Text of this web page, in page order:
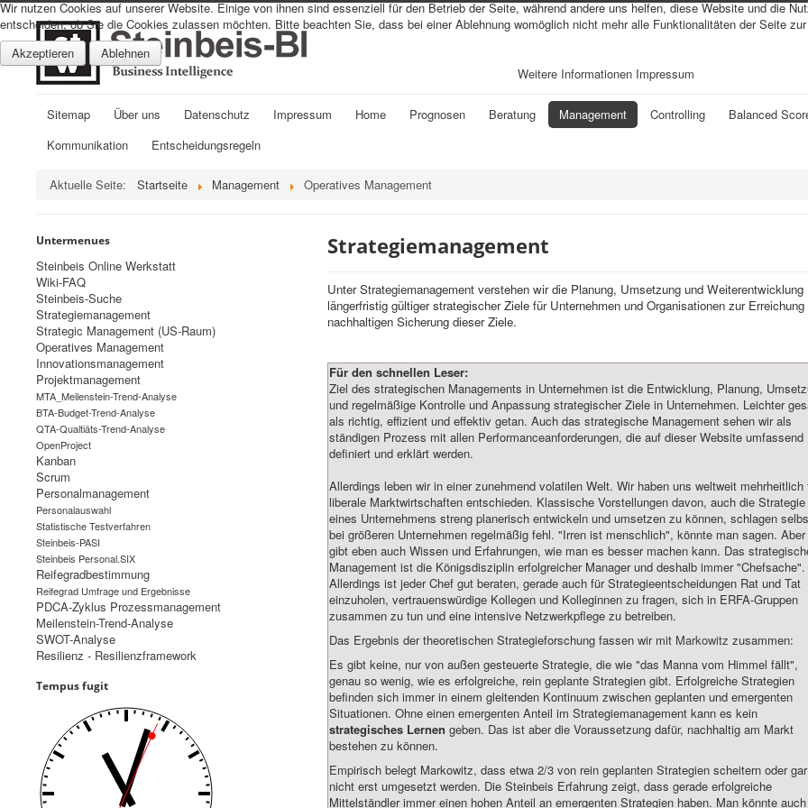
Sitemap Über uns Datenschutz Impressum Home Prognosen Beratung Management Controlling Balanced
Kommunikation
Entscheidungsregeln
Aktuelle Seite: Startseite Management Operatives Management
Untermenues
Steinbeis Online Werkstatt
Wiki-FAQ
Steinbeis-Suche
Strategiemanagement
Strategic Management (US-Raum)
Operatives Management
Innovationsmanagement
Projektmanagement
MTA_Meilenstein-Trend-Analyse
BTA-Budget-Trend-Analyse
QTA-Qualtiäts-Trend-Analyse
OpenProject
Kanban
Scrum
Personalmanagement
Personalauswahl
Statistische Testverfahren
Steinbeis-PASI
Steinbeis Personal.SIX
Reifegradbestimmung
Reifegrad Umfrage und Ergebnisse
PDCA-Zyklus Prozessmanagement
Meilenstein-Trend-Analyse
SWOT-Analyse
Resilienz - Resilienzframework
Tempus fugit
Strategiemanagement
Unter Strategiemanagement verstehen wir die Planung, Umsetzung und Weiterentwicklung
längerfristig gültiger strategischer Ziele für Unternehmen und Organisationen zur Erreichung
nachhaltigen Sicherung dieser Ziele.
Für den schnellen Leser:
Ziel des strategischen Managements in Unternehmen ist die Entwicklung, Planung,
und regelmäßige Kontrolle und Anpassung strategischer Ziele in Unternehmen. Leichter
als richtig, effizient und effektiv getan. Auch das strategische Management sehen wir als
ständigen Prozess mit allen Performanceanforderungen, die auf dieser Website umfassend
definiert und erklärt werden.
Allerdings leben wir in einer zunehmend volatilen Welt. Wir haben uns weltweit mehrheitlich
liberale Marktwirtschaften entschieden. Klassische Vorstellungen davon, auch die Strategie
eines Unternehmens streng planerisch entwickeln und umsetzen zu können, schlagen
bei größeren Unternehmen regelmäßig fehl. "Irren ist menschlich", könnte man sagen. Aber
gibt eben auch Wissen und Erfahrungen, wie man es besser machen kann. Das
Management ist die Königsdisziplin erfolgreicher Manager und deshalb immer "Chefsache".
Allerdings ist jeder Chef gut beraten, gerade auch für Strategieentscheidungen Rat und Tat
einzuholen, vertrauenswürdige Kollegen und Kolleginnen zu fragen, sich in ERFA-Gruppen
zusammen zu tun und eine intensive Netzwerkpflege zu betreiben.
Das Ergebnis der theoretischen Strategieforschung fassen wir mit Markowitz zusammen:
Es gibt keine, nur von außen gesteuerte Strategie, die wie "das Manna vom Himmel fällt",
genau so wenig, wie es erfolgreiche, rein geplante Strategien gibt. Erfolgreiche Strategien
befinden sich immer in einem gleitenden Kontinuum zwischen geplanten und emergenten
Situationen. Ohne einen emergenten Anteil im Strategiemanagement kann es kein
strategisches Lernen geben. Das ist aber die Voraussetzung dafür, nachhaltig am Markt
bestehen zu können.
Empirisch belegt Markowitz, dass etwa 2/3 von rein geplanten Strategien scheitern oder gar
nicht erst umgesetzt werden. Die Steinbeis Erfahrung zeigt, dass gerade erfolgreiche
Mittelständler immer einen hohen Anteil an emergenten Strategien haben. Man könnte auch
Wir nutzen Cookies auf unserer Website. Einige von ihnen sind essenziell für den Betrieb der Seite, während andere uns helfen, diese Website und die
entscheiden, ob Sie die Cookies zulassen möchten. Bitte beachten Sie, dass bei einer Ablehnung womöglich nicht mehr alle Funktionalitäten der Seite
Akzeptieren
Ablehnen
Weitere Informationen Impressum